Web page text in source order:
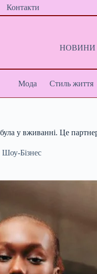
Контакти
НОВИНИ
Мода Стиль життя
у вживанні. Це
Шоу-Бізнес